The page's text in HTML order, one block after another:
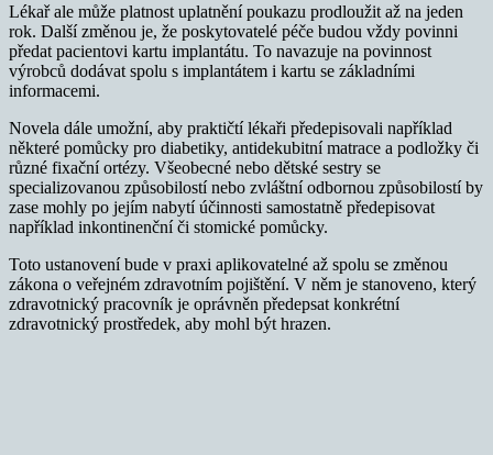
Lékař ale může platnost uplatnění poukazu prodloužit až na jeden
rok. Další změnou je, že poskytovatelé péče budou vždy povinni
předat pacientovi kartu implantátu. To navazuje na povinnost
výrobců dodávat spolu s implantátem i kartu se základními
informacemi.
Novela dále umožní, aby praktičtí lékaři předepisovali například
některé pomůcky pro diabetiky, antidekubitní matrace a podložky či
různé fixační ortézy. Všeobecné nebo dětské sestry se
specializovanou způsobilostí nebo zvláštní odbornou způsobilostí by
zase mohly po jejím nabytí účinnosti samostatně předepisovat
například inkontinenční či stomické pomůcky.
Toto ustanovení bude v praxi aplikovatelné až spolu se změnou
zákona o veřejném zdravotním pojištění. V něm je stanoveno, který
zdravotnický pracovník je oprávněn předepsat konkrétní
zdravotnický prostředek, aby mohl být hrazen.